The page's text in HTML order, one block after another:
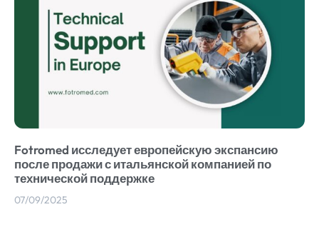
Fotromed исследует европейскую экспансию
после продажи с итальянской компанией по
технической поддержке
07/09/2025